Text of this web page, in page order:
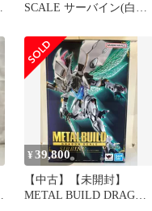
SCALE サーバイン(白き
¥39,800
【中古】【未開封】
METAL BUILD DRAGON